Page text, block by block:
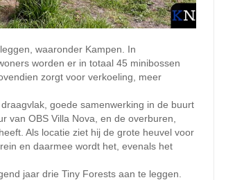
waaronder Kampen. In
worden er in totaal 45 minibossen
zorgt voor verkoeling, meer
goede samenwerking in de buurt
van OBS Villa Nova, en de overburen,
Als locatie ziet hij de grote heuvel voor
en daarmee wordt het, evenals het
jaar drie Tiny Forests aan te leggen.